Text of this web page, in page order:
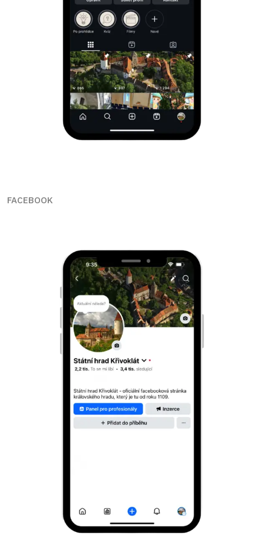
FACEBOOK